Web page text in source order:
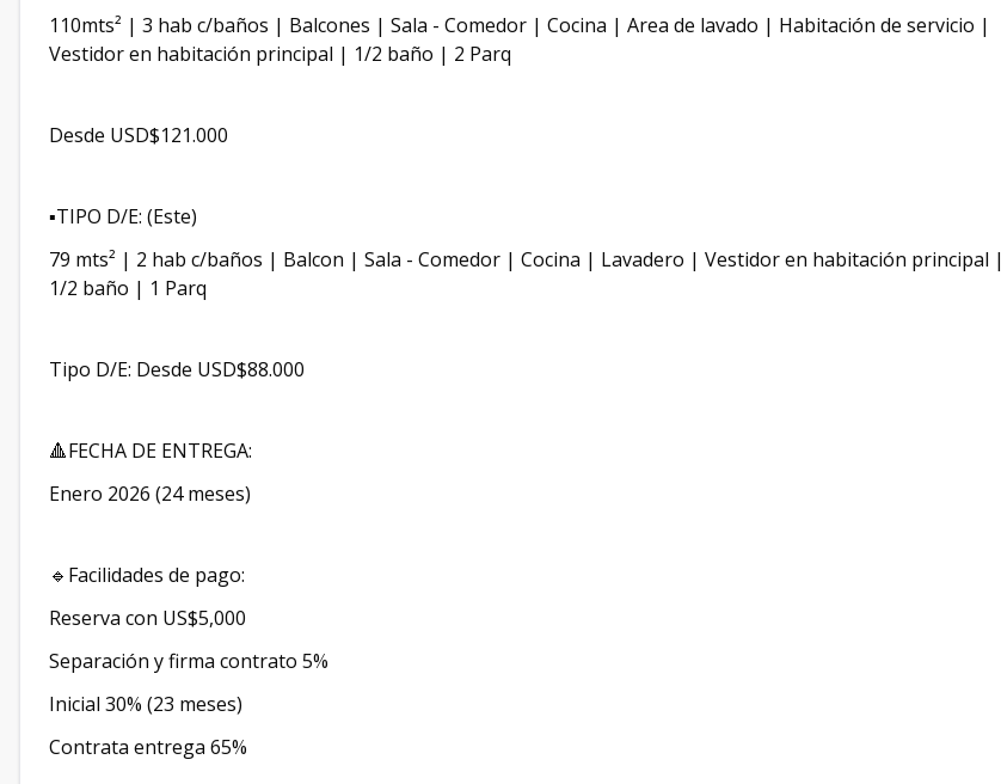
110mts² | 3 hab c/baños | Balcones | Sala - Comedor | Cocina | Area de lavado | Habitación de servicio |
Vestidor en habitación principal | 1/2 baño | 2 Parq
Desde USD$121.000
▪️TIPO D/E: (Este)
79 mts² | 2 hab c/baños | Balcon | Sala - Comedor | Cocina | Lavadero | Vestidor en habitación principal |
1/2 baño | 1 Parq
Tipo D/E: Desde USD$88.000
🔺FECHA DE ENTREGA:
Enero 2026 (24 meses)
🔹Facilidades de pago:
Reserva con US$5,000
Separación y firma contrato 5%
Inicial 30% (23 meses)
Contrata entrega 65%